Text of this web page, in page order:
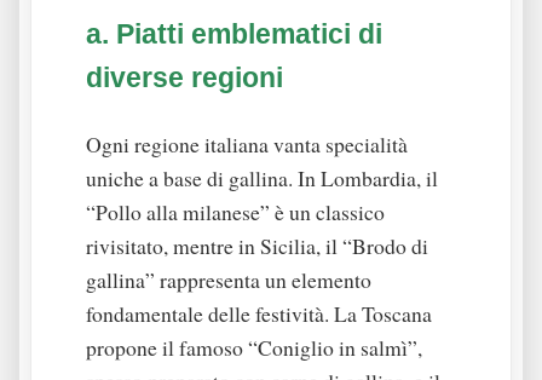
a. Piatti emblematici di
diverse regioni
Ogni regione italiana vanta specialità
uniche a base di gallina. In Lombardia, il
“Pollo alla milanese” è un classico
rivisitato, mentre in Sicilia, il “Brodo di
gallina” rappresenta un elemento
fondamentale delle festività. La Toscana
propone il famoso “Coniglio in salmì”,